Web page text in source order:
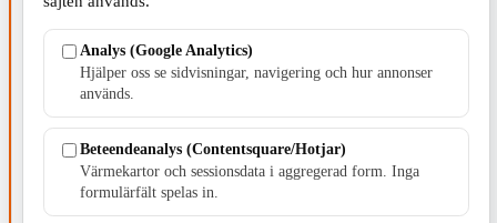
SERVICE - MOTOR
Analys (Google Analytics)
Hjälper oss se sidvisningar, navigering och hur annonser
används.
Beteendeanalys (Contentsquare/Hotjar)
Värmekartor och sessionsdata i aggregerad form. Inga
formulärfält spelas in.